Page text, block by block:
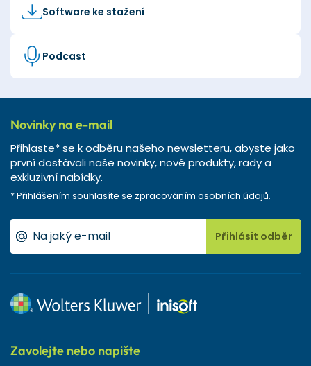
Software ke stažení
Podcast
Novinky na e-mail
Přihlaste* se k odběru našeho newsletteru, abyste jako
první dostávali naše novinky, nové produkty, rady a
exkluzivní nabídky.
* Přihlášením souhlasíte se zpracováním osobních údajů.
Přihlásit odběr
Zavolejte nebo napište